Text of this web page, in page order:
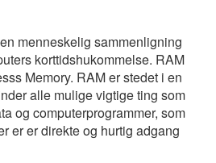
menneskelig sammenligning
korttidshukommelse. RAM
Memory. RAM er stedet i en
alle mulige vigtige ting som
og computerprogrammer, som
er er direkte og hurtig adgang